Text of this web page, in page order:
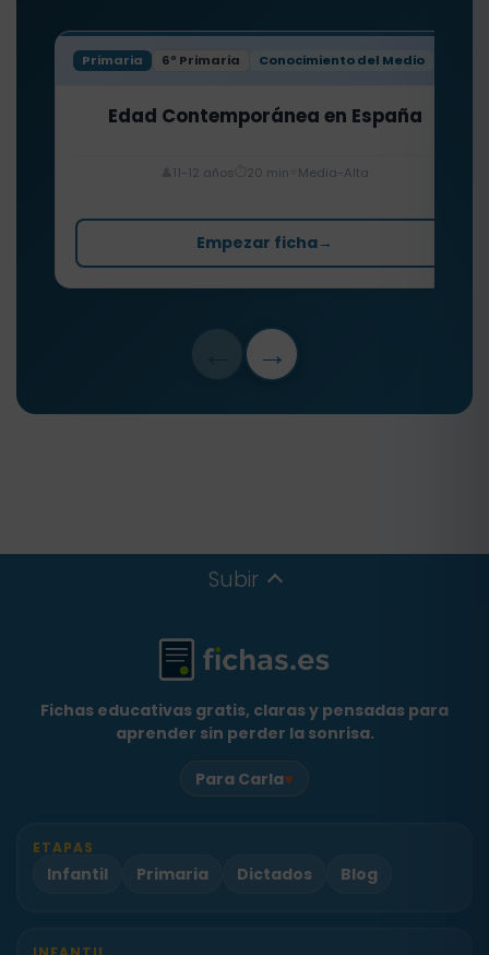
Primaria 6º Primaria Conocimiento del Medio
Edad Contemporánea en España
11-12 años 20 min Media-Alta
Empezar ficha→
→
Subir
Fichas educativas gratis, claras y pensadas para
aprender sin perder la sonrisa.
Para Carla♥
ETAPAS
Infantil Primaria Dictados Blog